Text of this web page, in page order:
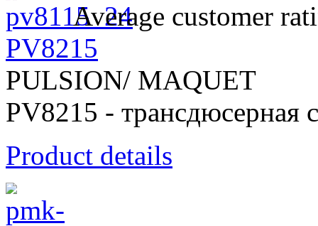
Average customer
PV8215
PULSION/ MAQUET
PV8215 - трансдюсерная
Product details